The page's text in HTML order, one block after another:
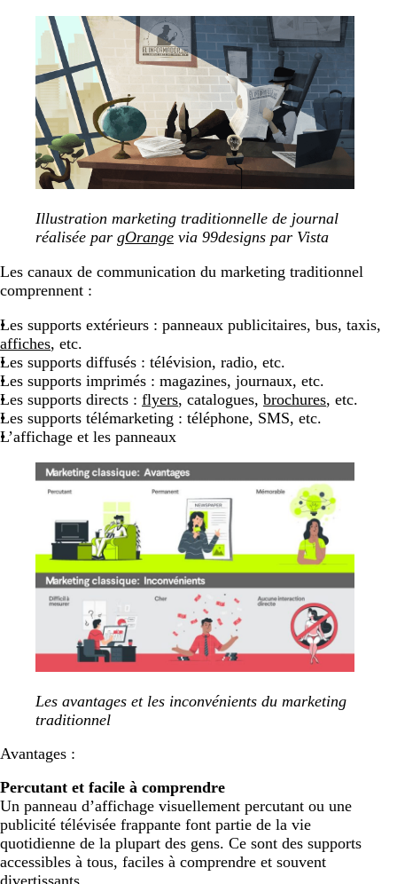
Illustration marketing traditionnelle de journal
réalisée par gOrange via 99designs par Vista
Les canaux de communication du marketing traditionnel
comprennent :
Les supports extérieurs : panneaux publicitaires, bus, taxis,
affiches, etc.
Les supports diffusés : télévision, radio, etc.
Les supports imprimés : magazines, journaux, etc.
Les supports directs : flyers, catalogues, brochures, etc.
Les supports télémarketing : téléphone, SMS, etc.
L’affichage et les panneaux
Les avantages et les inconvénients du marketing
traditionnel
Avantages :
Percutant et facile à comprendre
Un panneau d’affichage visuellement percutant ou une
publicité télévisée frappante font partie de la vie
quotidienne de la plupart des gens. Ce sont des supports
accessibles à tous, faciles à comprendre et souvent